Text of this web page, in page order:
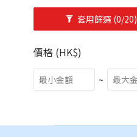
套用篩選 (0/20)
價格 (HK$)
~